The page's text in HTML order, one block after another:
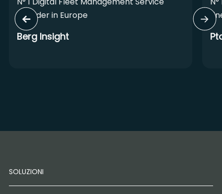
Provider in Europe
Berg Insight
SOLUZIONI